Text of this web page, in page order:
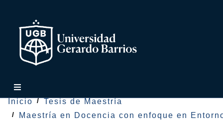
Inicio
Tesis de Maestría
Maestría en Docencia con enfoque en